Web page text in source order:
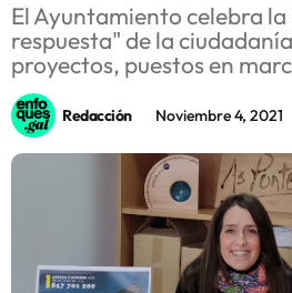
Gastronomía
Escenarios
El Ayuntamiento celebra
respuesta" de la
proyectos, puestos en
Redacción Noviembre 4, 2021